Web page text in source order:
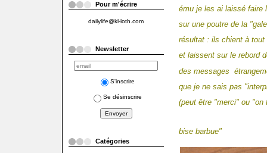
Pour m'écrire
dailylife@kl-loth.com
Newsletter
S'inscrire
Se désinscrire
Catégories
ému je les ai laissé faire
sur une poutre de la
résultat : ils chient à tout
et laissent sur le rebord
des messages
que je ne sais pas
(peut être "merci" ou "on
bise barbue"